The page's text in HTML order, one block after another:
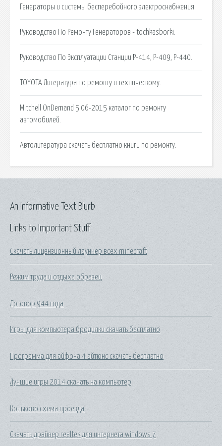
Генераторы и системы бесперебойного электроснабжения.
Руководство По Ремонту Генераторов - tochkasborki.
Руководство По Эксплуатации Станции Р-414, Р-409, Р-440.
TOYOTA Литература по ремонту и техническому.
Mitchell OnDemand 5 06-2015 каталог по ремонту
автомобилей.
Автолитература скачать бесплатно книги по ремонту.
Links to Important Stuff
Скачать лицензионный лаунчер всех minecraft
Режим труда и отдыха образец
Договор 944 года
Игры для компьютера бродилки скачать бесплатно
Программа для айфона 4 айтюнс скачать бесплатно
Лучшие игры 2014 скачать на компьютер
Коньково схема проезда
Скачать драйвер realtek для интернета windows 7
An Informative Text Blurb